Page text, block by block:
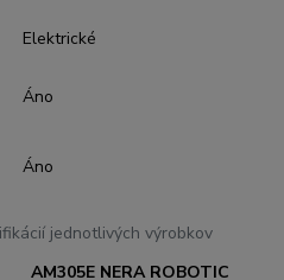
jednotlivých výrobkov
Elektrické
Áno
Áno
AM305E NERA ROBOTIC